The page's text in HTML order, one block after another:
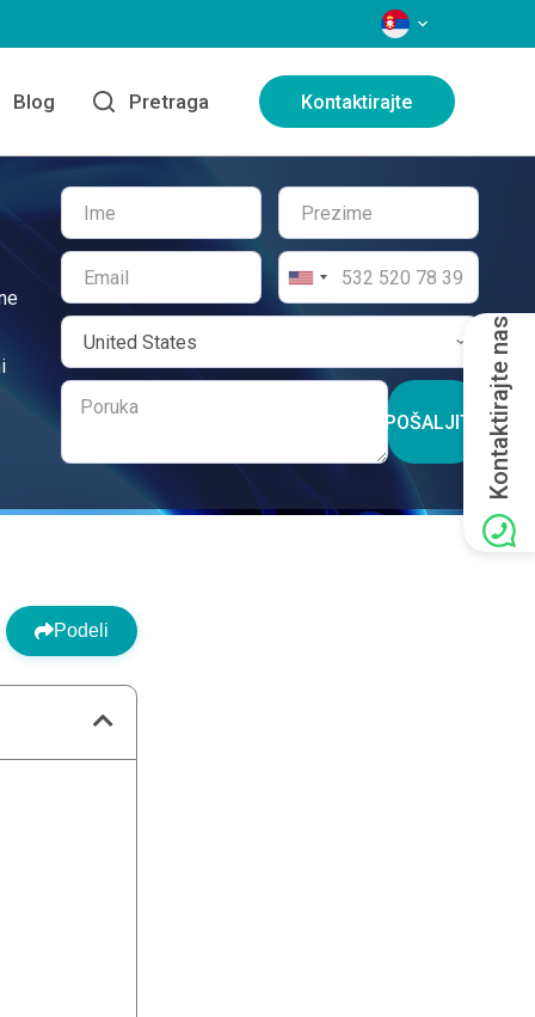
JEZICI
Blog Pretraga Kontaktirajte
POŠALJITE
Podeli
Kontaktirajte nas